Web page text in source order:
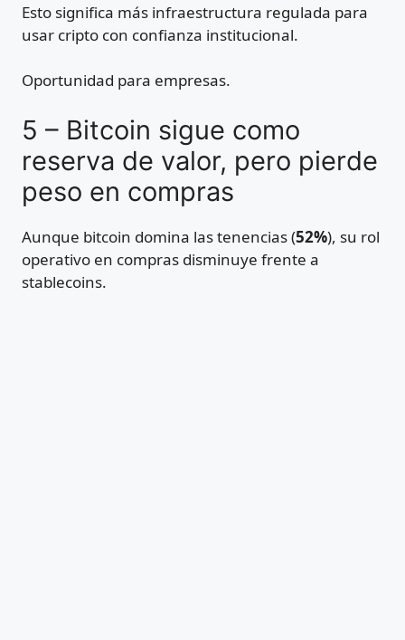
Esto significa más infraestructura regulada para
usar cripto con confianza institucional.
Oportunidad para empresas.
5 – Bitcoin sigue como
reserva de valor, pero pierde
peso en compras
Aunque bitcoin domina las tenencias (52%), su rol
operativo en compras disminuye frente a
stablecoins.